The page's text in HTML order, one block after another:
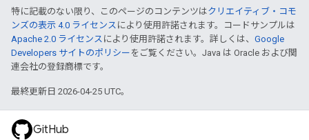
特に記載のない限り、このページのコンテンツはクリエイティブ・コモ
ンズの表示 4.0 ライセンス により使用許諾されます。コードサンプルは
Apache 2.0 ライセンス により使用許諾されます。詳しくは、 Google
Developers サイトのポリシー をご覧ください。Java は Oracle および関
連会社の登録商標です。
最終更新日 2026-04-25 UTC。
GitHub